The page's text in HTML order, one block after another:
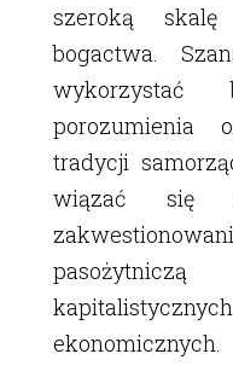
szeroką skalę
bogactwa.
wykorzystać
porozumienia
tradycji
wiązać się
ekonomicznych.